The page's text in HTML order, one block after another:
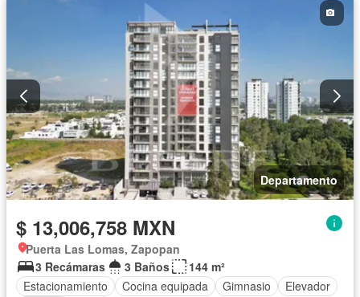
Departamento
$ 13,006,758 MXN
Puerta Las Lomas, Zapopan
3 Recámaras
3 Baños
144 m²
Estacionamiento
Cocina equipada Gimnasio
Elevador